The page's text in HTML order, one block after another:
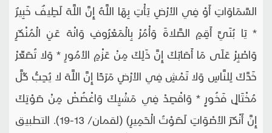
السَّمَاوَاتِ أَوْ فِي الأرْضِ يَأْتِ بِهَا اللَّهُ إِنَّ اللَّهَ لَطِيفٌ خَبِيرٌ
* يَا بُنَيَّ أَقِمِ الصَّلاةَ وَأْمُرْ بِالْمَعْرُوفِ وَانْهَ عَنِ الْمُنْكَرِ
وَاصْبِرْ عَلَى مَا أَصَابَكَ إِنَّ ذَلِكَ مِنْ عَزْمِ الأمُورِ * وَلا تُصَعِّرْ
خَدَّكَ لِلنَّاسِ وَلا تَمْشِ فِي الأرْضِ مَرَحًا إِنَّ اللَّهَ لا يُحِبُّ كُلَّ
مُخْتَالٍ فَخُورٍ * وَاقْصِدْ فِي مَشْيِكَ وَاغْضُضْ مِنْ صَوْتِكَ
إِنَّ أَنْكَرَ الأصْوَاتِ لَصَوْتُ الْحَمِيرِ) (لقمان/ 13-19). التطبيق